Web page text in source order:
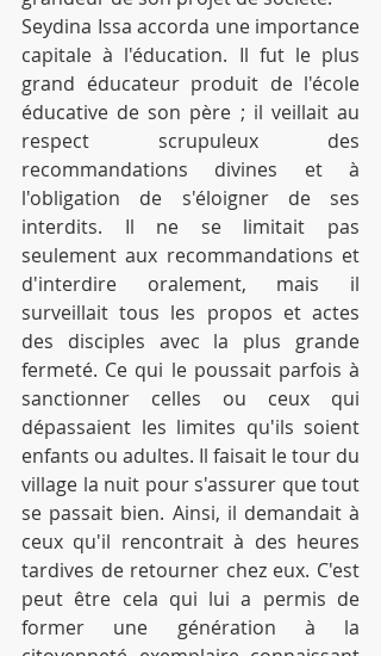
Seydina Issa accorda une importance
capitale à l'éducation. Il fut le plus
grand éducateur produit de l'école
éducative de son père ; il veillait au
respect scrupuleux des
recommandations divines et à
l'obligation de s'éloigner de ses
interdits. Il ne se limitait pas
seulement aux recommandations et
d'interdire oralement, mais il
surveillait tous les propos et actes
des disciples avec la plus grande
fermeté. Ce qui le poussait parfois à
sanctionner celles ou ceux qui
dépassaient les limites qu'ils soient
enfants ou adultes. Il faisait le tour du
village la nuit pour s'assurer que tout
se passait bien. Ainsi, il demandait à
ceux qu'il rencontrait à des heures
tardives de retourner chez eux. C'est
peut être cela qui lui a permis de
former une génération à la